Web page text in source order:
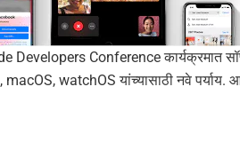
Conference कार्यक्रमात
watchOS यांच्यासाठी नवे पर्याय.